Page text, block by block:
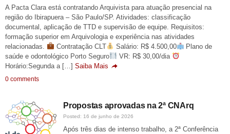
A Pacta Clara está contratando Arquivista para atuação presencial na
região do Ibirapuera – São Paulo/SP. Atividades: classificação
documental, aplicação de TTD e supervisão de equipe. Requisitos:
formação superior em Arquivologia e experiência nas atividades
relacionadas.
Contratação CLT Salário: R$ 4.500,00
Plano de
saúde e odontológico Porto Seguro
VR: R$ 30,00/dia
Horário:Segunda a […] Saiba Mais
0 comments
Propostas aprovadas na 2ª CNArq
Posted: 16 de junho de 2026
Após três dias de intenso trabalho, a 2ª Conferência